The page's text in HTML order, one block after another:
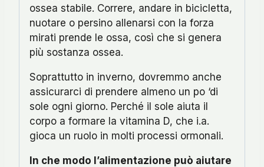
ossea stabile. Correre, andare in bicicletta,
nuotare o persino allenarsi con la forza
mirati prende le ossa, così che si genera
più sostanza ossea.
Soprattutto in inverno, dovremmo anche
assicurarci di prendere almeno un po ‘di
sole ogni giorno. Perché il sole aiuta il
corpo a formare la vitamina D, che i.a.
gioca un ruolo in molti processi ormonali.
In che modo l’alimentazione può aiutare